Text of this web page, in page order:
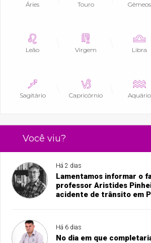
Áries Touro Gêmeos
Leão Virgem Libra
Sagitário Capricórnio Aquário
Você viu?
Há 2 dias
Lamentamos informar o
professor Aristides
acidente de trânsito em
Há 6 dias
No dia em que